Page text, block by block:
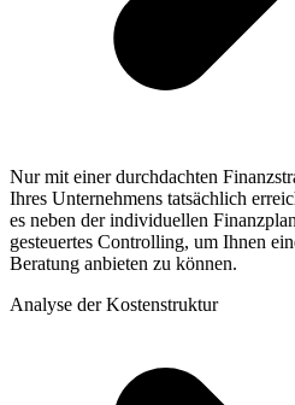
Nur mit einer durchdachten
Ihres Unternehmens tatsächlich
es neben der individuellen
gesteuertes Controlling, um Ihnen
Beratung anbieten zu können.
Analyse der Kostenstruktur